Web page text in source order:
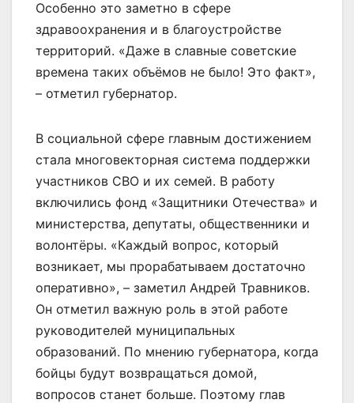
Особенно это заметно в сфере
здравоохранения и в благоустройстве
территорий. «Даже в славные советские
времена таких объёмов не было! Это факт»,
– отметил губернатор.
В социальной сфере главным достижением
стала многовекторная система поддержки
участников СВО и их семей. В работу
включились фонд «Защитники Отечества» и
министерства, депутаты, общественники и
волонтёры. «Каждый вопрос, который
возникает, мы прорабатываем достаточно
оперативно», – заметил Андрей Травников.
Он отметил важную роль в этой работе
руководителей муниципальных
образований. По мнению губернатора, когда
бойцы будут возвращаться домой,
вопросов станет больше. Поэтому глав